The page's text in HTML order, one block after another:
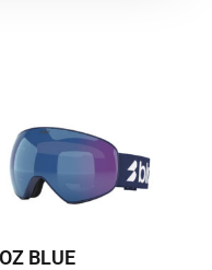
BLUE